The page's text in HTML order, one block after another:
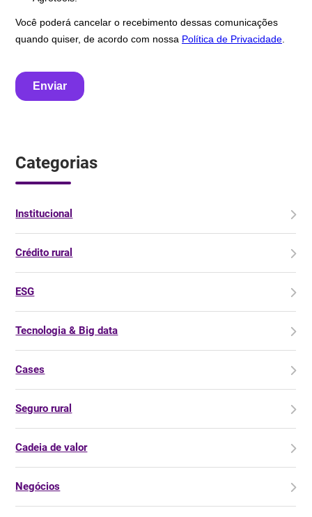
Categorias
Institucional
Crédito rural
ESG
Tecnologia & Big data
Cases
Seguro rural
Cadeia de valor
Negócios